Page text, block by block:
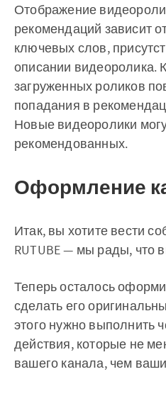
Отображение
рекомендаций зависит
ключевых слов,
описании видеоролика.
загруженных роликов
попадания в
Новые видеоролики
рекомендованных.
Оформление
Итак, вы хотите вести
RUTUBE — мы рады, что
Теперь осталось
сделать его
этого нужно выполнить
действия, которые не
вашего канала, чем